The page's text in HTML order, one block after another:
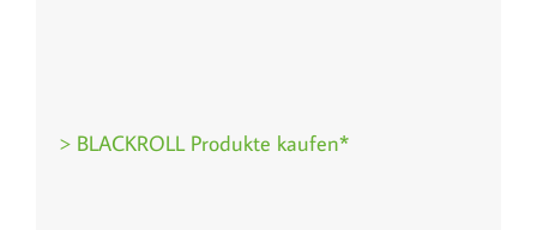
> BLACKROLL Produkte kaufen*